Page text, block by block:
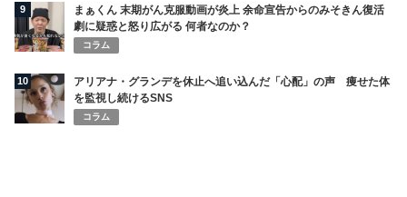
9
まぁくん 末期がん克服動画が炎上 余命宣告からのみそきん復活
劇に疑惑と怒り広がる 何者なのか？
コラム
10
アリアナ・グランデを休止へ追い込んだ「心配」の声 痩せた体
を監視し続けるSNS
コラム